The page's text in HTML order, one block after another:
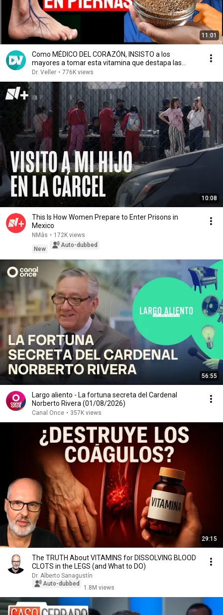
11:01
Como MÉDICO DEL CORAZÓN, INSISTO a los
mayores a tomar esta vitamina que destapa las
venas
Dr. Veller • 776K views
10:08
This Is How Women Prepare to Enter Prisons in
Mexico
NMás • 172K views
New
Auto-dubbed
56:55
Largo aliento - La fortuna secreta del Cardenal
Norberto Rivera (01/08/2026)
Canal Once • 357K views
29:15
The TRUTH About VITAMINS for DISSOLVING BLOOD
CLOTS in the LEGS (and What to DO)
Dr. Alberto Sanagustín
Auto-dubbed
1.8M views